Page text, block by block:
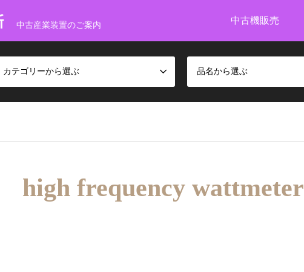
中古産業装置のご案内 中古機販売
カテゴリーから選ぶ 品名から選ぶ
high frequency wattmeter